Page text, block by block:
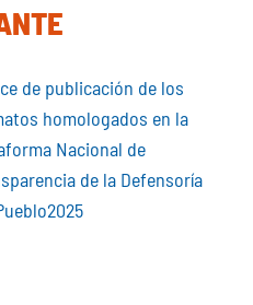
de publicación de los
homologados en la
Nacional de
de la Defensoría